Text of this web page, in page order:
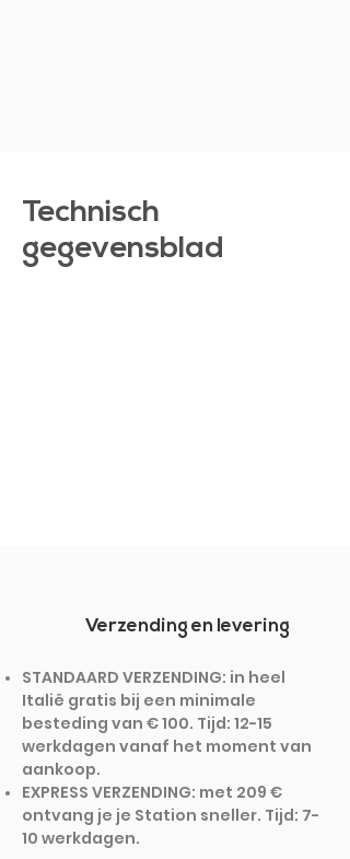
Technisch
gegevensblad
Verzending en levering
STANDAARD VERZENDING: in heel
Italië gratis bij een minimale
besteding van € 100. Tijd: 12-15
werkdagen vanaf het moment van
aankoop.
EXPRESS VERZENDING: met 209 €
ontvang je je Station sneller. Tijd: 7-
10 werkdagen.